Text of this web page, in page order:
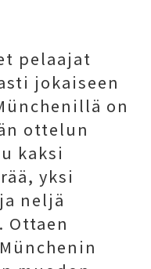
pelaajat
jokaiseen
on
ottelun
kaksi
yksi
neljä
Ottaen